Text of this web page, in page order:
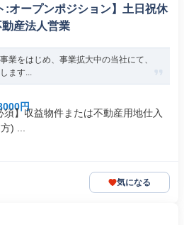
:オープンポジション】土日祝休
産法人営業
業をはじめ、事業拡大中の当社にて、
ます...
円
】収益物件または不動産用地仕入
) ...
気になる